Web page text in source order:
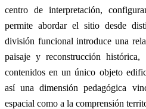
centro de interpretación,
permite abordar el sitio desde
división funcional introduce una
paisaje y reconstrucción
contenidos en un único objeto
así una dimensión pedagógica
espacial como a la comprensión